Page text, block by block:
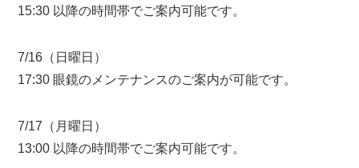
15:30 以降の時間帯でご案内可能です。
7/16（日曜日）
17:30 眼鏡のメンテナンスのご案内が可能です。
7/17（月曜日）
13:00 以降の時間帯でご案内可能です。